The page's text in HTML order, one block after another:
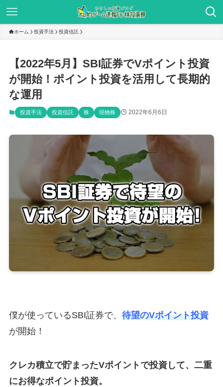
ホーム 投資手法 投資信託
【2022年5月】SBI証券でVポイント投資
が開始！ポイント投資を活用して長期的
な運用
投資手法 投資信託 株 現物株 2022年6月6日
僕が使っているSBI証券で、 待望のVポイント投資
が開始！
クレカ積立で貯まったVポイントで投資して、二重
にお得なポイント投資。